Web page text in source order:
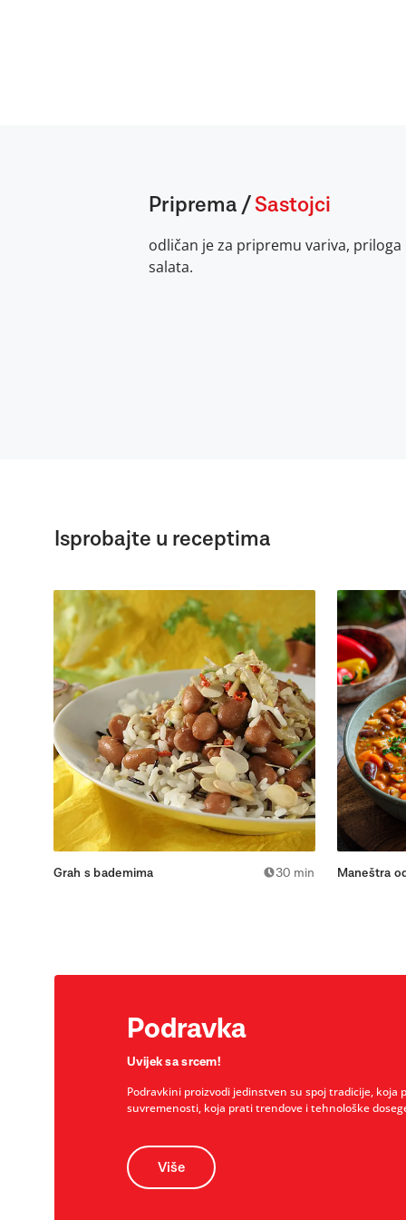
Priprema / Sastojci
odličan je za pripremu variva,
salata.
Isprobajte u receptima
Grah s bademima 30 min Maneštra
Podravka
Uvijek sa srcem!
Podravkini proizvodi jedinstven su spoj tradicije,
suvremenosti, koja prati trendove i tehnološke
Više